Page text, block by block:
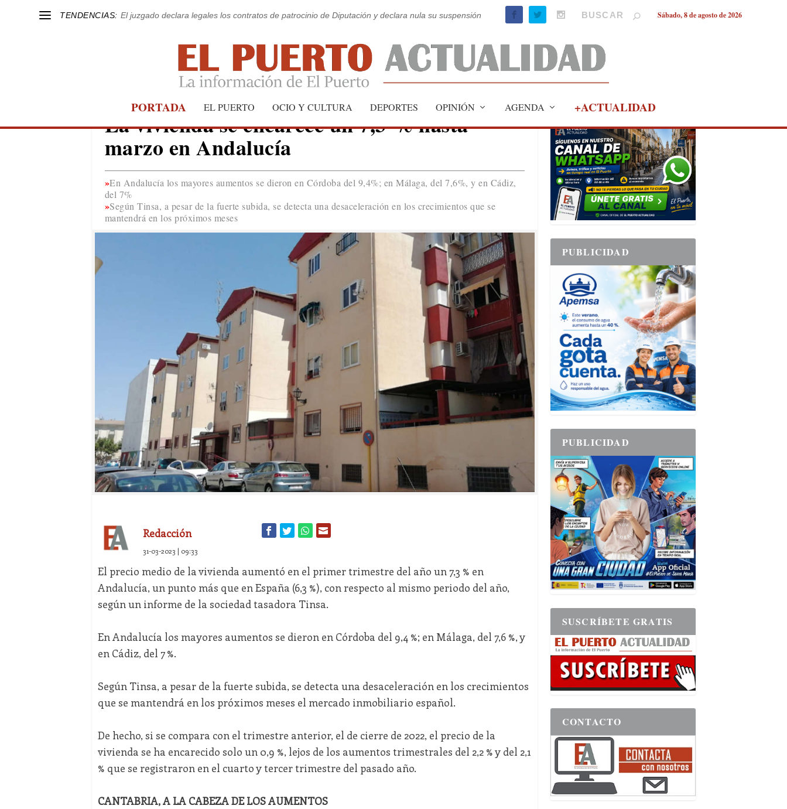
TENDENCIAS: El juzgado declara legales los contratos de patrocinio de Diputación y declara nula su suspensión Sábado, 8 de agosto de 2026
PORTADA EL PUERTO OCIO Y CULTURA DEPORTES OPINIÓN AGENDA +ACTUALIDAD
ANDALUCÍA
La vivienda se encarece un 7,3 % hasta
marzo en Andalucía
En Andalucía los mayores aumentos se dieron en Córdoba del 9,4%; en Málaga, del 7,6%, y en Cádiz,
del 7%
Según Tinsa, a pesar de la fuerte subida, se detecta una desaceleración en los crecimientos que se
mantendrá en los próximos meses
Redacción
31-03-2023 | 09:33
El precio medio de la vivienda aumentó en el primer trimestre del año un 7,3 % en
Andalucía, un punto más que en España (6,3 %), con respecto al mismo periodo del año,
según un informe de la sociedad tasadora Tinsa.
En Andalucía los mayores aumentos se dieron en Córdoba del 9,4 %; en Málaga, del 7,6 %, y
en Cádiz, del 7 %.
Según Tinsa, a pesar de la fuerte subida, se detecta una desaceleración en los crecimientos
que se mantendrá en los próximos meses el mercado inmobiliario español.
De hecho, si se compara con el trimestre anterior, el de cierre de 2022, el precio de la
vivienda se ha encarecido solo un 0,9 %, lejos de los aumentos trimestrales del 2,2 % y del 2,1
% que se registraron en el cuarto y tercer trimestre del pasado año.
CANTABRIA, A LA CABEZA DE LOS AUMENTOS
PUBLICIDAD
PUBLICIDAD
PUBLICIDAD
SUSCRÍBETE GRATIS
CONTACTO